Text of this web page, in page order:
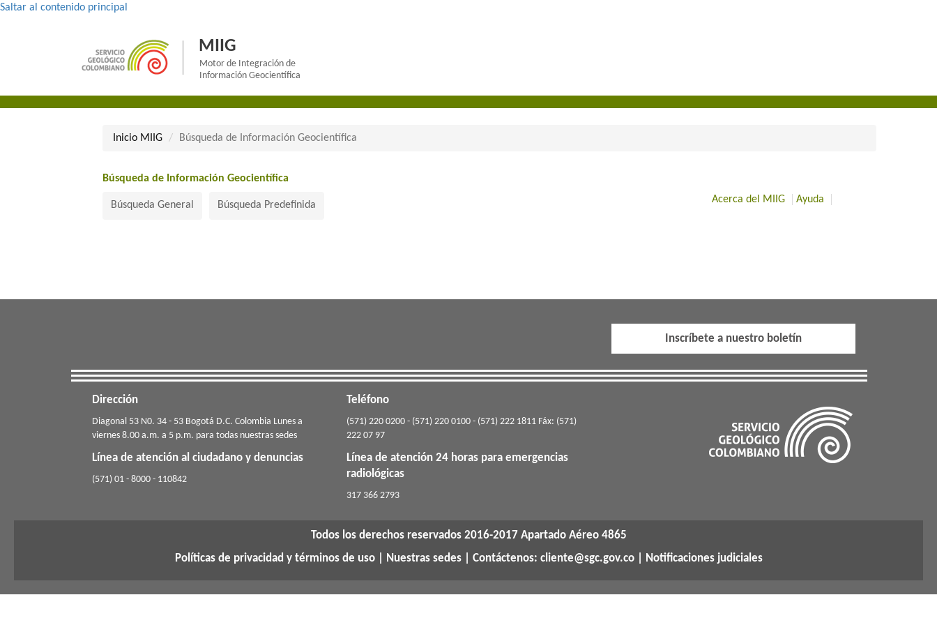
Saltar al contenido principal
MIIG
Motor de Integración de
Información Geocientífica
Inicio MII​​​G Búsqueda de Información Geocientífica
Búsqueda de Información Geocientífica​
Búsqueda General Búsqueda Predefinida Acerca del MIIG Ayuda
Inscríbete a nuestro boletín
Dirección
​​​Diagonal 53 N0. 34 - 53 Bogotá D.C. Colombia Lunes a
viernes 8.00 a.m. a 5 p.m. para todas nuestras sedes
Teléfono
(571) 220 0200 - (571) 220 0100 - (571) 222 1811 Fáx: (571)
222 07 97
Línea de atención al ciudadano y denuncias
(571) 01 - 8000 - 110842
Línea de atención 24 horas para emergencias
radiológicas
​317 366 2793
Todos los derechos reservados 2016-2017 Apartado Aéreo 4865
Políticas de privacidad y términos de uso| Nuestras sedes| Contáctenos: cliente@sgc.gov.co | Notificaciones judiciales